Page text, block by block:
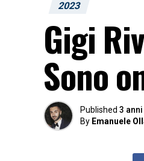
2023
Gigi
Sono
Published 3
By Emanuele